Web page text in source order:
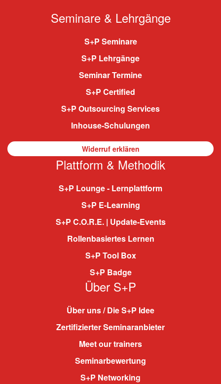
Seminare & Lehrgänge
S+P Seminare
S+P Lehrgänge
Seminar Termine
S+P Certified
S+P Outsourcing Services
Inhouse-Schulungen
Widerruf erklären
Plattform & Methodik
S+P Lounge - Lernplattform
S+P E-Learning
S+P C.O.R.E. | Update-Events
Rollenbasiertes Lernen
S+P Tool Box
S+P Badge
Über S+P
Über uns / Die S+P Idee
Zertifizierter Seminaranbieter
Meet our trainers
Seminarbewertung
S+P Networking